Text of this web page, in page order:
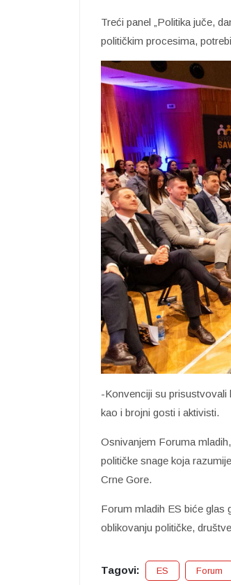
Treći panel „Politika juče,
političkim procesima,
-Konvenciji su prisustvovali
kao i brojni gosti i aktivisti.
Osnivanjem Foruma
političke snage koja
Crne Gore.
Forum mladih ES biće glas
oblikovanju političke,
Tagovi: ES Forum